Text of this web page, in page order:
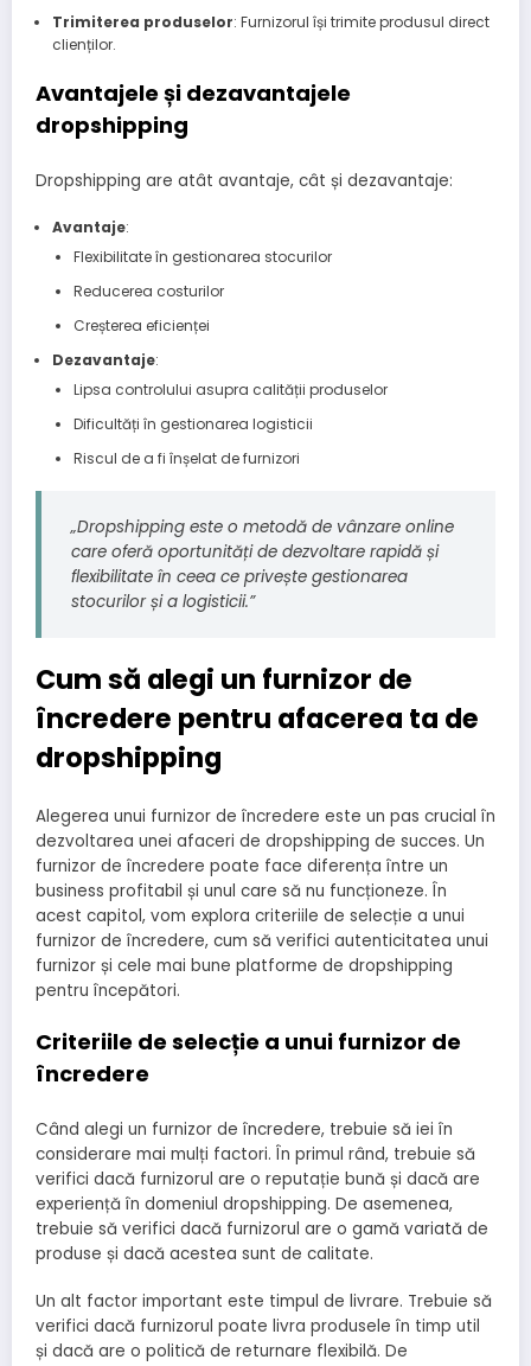
Trimiterea produselor: Furnizorul își trimite produsul direct
clienților.
Avantajele și dezavantajele
dropshipping
Dropshipping are atât avantaje, cât și dezavantaje:
Avantaje:
Flexibilitate în gestionarea stocurilor
Reducerea costurilor
Creșterea eficienței
Dezavantaje:
Lipsa controlului asupra calității produselor
Dificultăți în gestionarea logisticii
Riscul de a fi înșelat de furnizori
„Dropshipping este o metodă de vânzare online
care oferă oportunități de dezvoltare rapidă și
flexibilitate în ceea ce privește gestionarea
stocurilor și a logisticii.”
Cum să alegi un furnizor de
încredere pentru afacerea ta de
dropshipping
Alegerea unui furnizor de încredere este un pas crucial în
dezvoltarea unei afaceri de dropshipping de succes. Un
furnizor de încredere poate face diferența între un
business profitabil și unul care să nu funcționeze. În
acest capitol, vom explora criteriile de selecție a unui
furnizor de încredere, cum să verifici autenticitatea unui
furnizor și cele mai bune platforme de dropshipping
pentru începători.
Criteriile de selecție a unui furnizor de
încredere
Când alegi un furnizor de încredere, trebuie să iei în
considerare mai mulți factori. În primul rând, trebuie să
verifici dacă furnizorul are o reputație bună și dacă are
experiență în domeniul dropshipping. De asemenea,
trebuie să verifici dacă furnizorul are o gamă variată de
produse și dacă acestea sunt de calitate.
Un alt factor important este timpul de livrare. Trebuie să
verifici dacă furnizorul poate livra produsele în timp util
și dacă are o politică de returnare flexibilă. De